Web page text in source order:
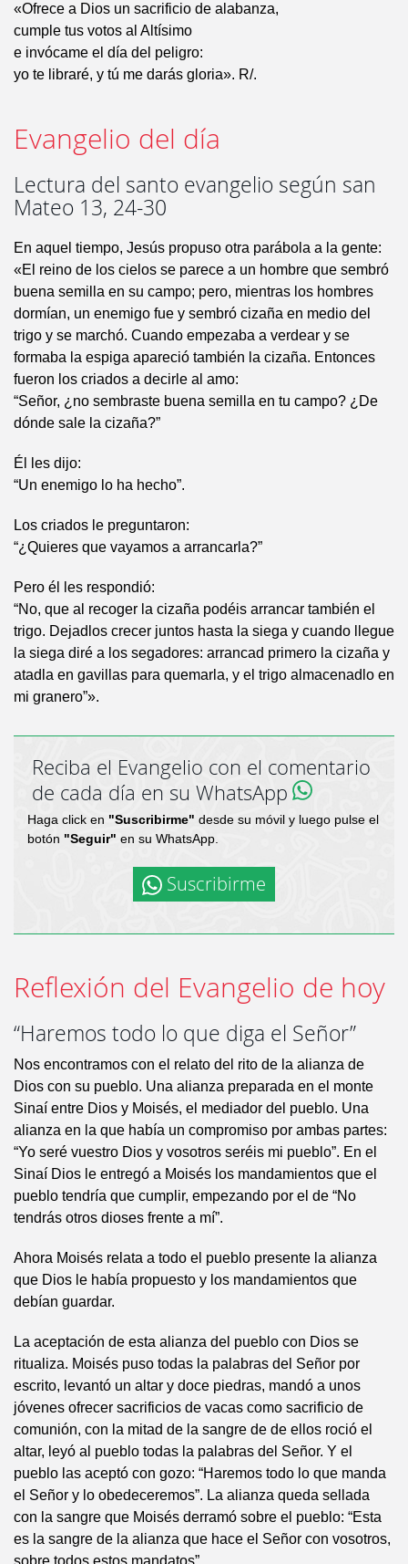
«Ofrece a Dios un sacrificio de alabanza,
cumple tus votos al Altísimo
e invócame el día del peligro:
yo te libraré, y tú me darás gloria». R/.
Evangelio del día
Lectura del santo evangelio según san
Mateo 13, 24-30
En aquel tiempo, Jesús propuso otra parábola a la gente:
«El reino de los cielos se parece a un hombre que sembró
buena semilla en su campo; pero, mientras los hombres
dormían, un enemigo fue y sembró cizaña en medio del
trigo y se marchó. Cuando empezaba a verdear y se
formaba la espiga apareció también la cizaña. Entonces
fueron los criados a decirle al amo:
“Señor, ¿no sembraste buena semilla en tu campo? ¿De
dónde sale la cizaña?”
Él les dijo:
“Un enemigo lo ha hecho”.
Los criados le preguntaron:
“¿Quieres que vayamos a arrancarla?”
Pero él les respondió:
“No, que al recoger la cizaña podéis arrancar también el
trigo. Dejadlos crecer juntos hasta la siega y cuando llegue
la siega diré a los segadores: arrancad primero la cizaña y
atadla en gavillas para quemarla, y el trigo almacenadlo en
mi granero”».
Reciba el Evangelio con el comentario
de cada día en su WhatsApp
Haga click en "Suscribirme" desde su móvil y luego pulse el
botón "Seguir" en su WhatsApp.
Suscribirme
Reflexión del Evangelio de hoy
“Haremos todo lo que diga el Señor”
Nos encontramos con el relato del rito de la alianza de
Dios con su pueblo. Una alianza preparada en el monte
Sinaí entre Dios y Moisés, el mediador del pueblo. Una
alianza en la que había un compromiso por ambas partes:
“Yo seré vuestro Dios y vosotros seréis mi pueblo”. En el
Sinaí Dios le entregó a Moisés los mandamientos que el
pueblo tendría que cumplir, empezando por el de “No
tendrás otros dioses frente a mí”.
Ahora Moisés relata a todo el pueblo presente la alianza
que Dios le había propuesto y los mandamientos que
debían guardar.
La aceptación de esta alianza del pueblo con Dios se
ritualiza. Moisés puso todas la palabras del Señor por
escrito, levantó un altar y doce piedras, mandó a unos
jóvenes ofrecer sacrificios de vacas como sacrificio de
comunión, con la mitad de la sangre de de ellos roció el
altar, leyó al pueblo todas la palabras del Señor. Y el
pueblo las aceptó con gozo: “Haremos todo lo que manda
el Señor y lo obedeceremos”. La alianza queda sellada
con la sangre que Moisés derramó sobre el pueblo: “Esta
es la sangre de la alianza que hace el Señor con vosotros,